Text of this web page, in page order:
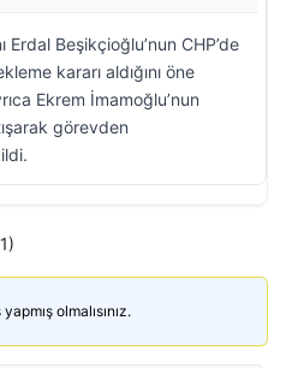
Beşikçioğlu’nun CHP’de
kararı aldığını öne
Ekrem İmamoğlu’nun
görevden
olmalısınız.